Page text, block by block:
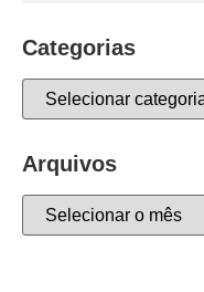
Categorias
Arquivos